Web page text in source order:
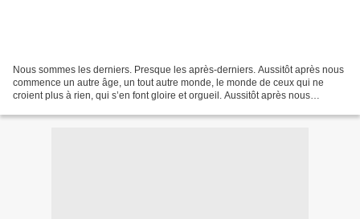
Nous sommes les derniers. Presque les après-derniers. Aussitôt après nous
commence un autre âge, un tout autre monde, le monde de ceux qui ne
croient plus à rien, qui s’en font gloire et orgueil. Aussitôt après nous